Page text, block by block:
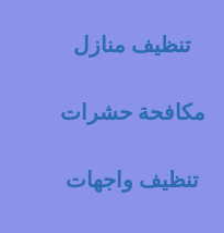
تنظيف منازل
مكافحة حشرات
تنظيف واجهات